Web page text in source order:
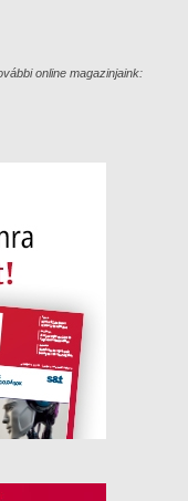
online magazinjaink: